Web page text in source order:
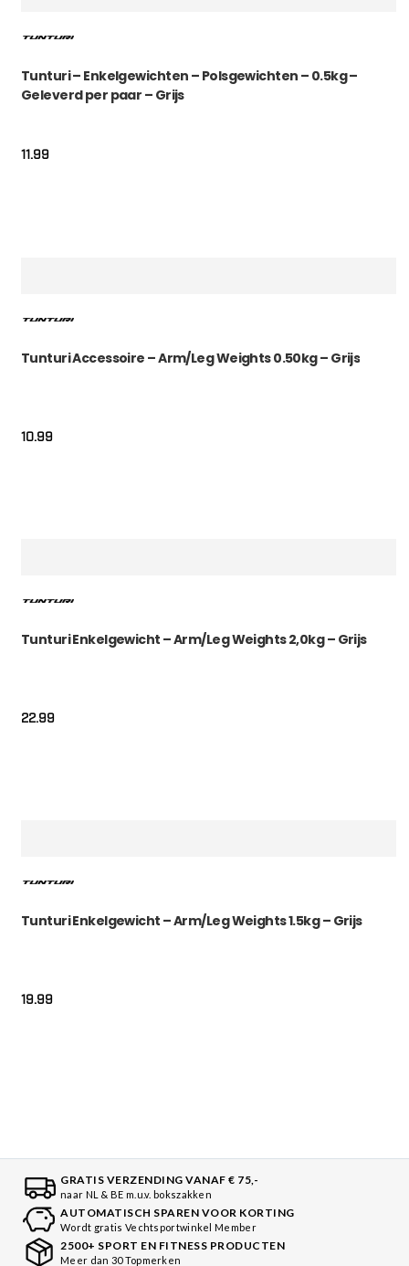
Tunturi – Enkelgewichten – Polsgewichten – 0.5kg –
Geleverd per paar – Grijs
11.99
Tunturi Accessoire – Arm/Leg Weights 0.50kg – Grijs
10.99
Tunturi Enkelgewicht – Arm/Leg Weights 2,0kg – Grijs
22.99
Tunturi Enkelgewicht – Arm/Leg Weights 1.5kg – Grijs
19.99
GRATIS VERZENDING VANAF € 75,-
naar NL & BE m.u.v. bokszakken
AUTOMATISCH SPAREN VOOR KORTING
Wordt gratis Vechtsportwinkel Member
2500+ SPORT EN FITNESS PRODUCTEN
Meer dan 30 Topmerken